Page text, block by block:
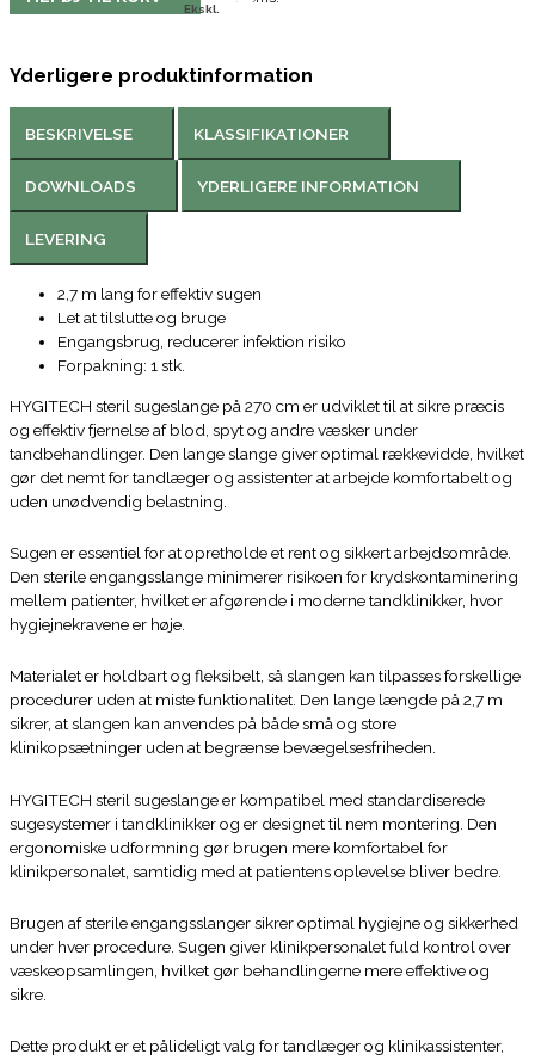
Ekskl.
Yderligere produktinformation
BESKRIVELSE KLASSIFIKATIONER
DOWNLOADS YDERLIGERE INFORMATION
LEVERING
2,7 m lang for effektiv sugen
Let at tilslutte og bruge
Engangsbrug, reducerer infektion risiko
Forpakning: 1 stk.
HYGITECH steril sugeslange på 270 cm er udviklet til at sikre præcis
og effektiv fjernelse af blod, spyt og andre væsker under
tandbehandlinger. Den lange slange giver optimal rækkevidde, hvilket
gør det nemt for tandlæger og assistenter at arbejde komfortabelt og
uden unødvendig belastning.
Sugen er essentiel for at opretholde et rent og sikkert arbejdsområde.
Den sterile engangsslange minimerer risikoen for krydskontaminering
mellem patienter, hvilket er afgørende i moderne tandklinikker, hvor
hygiejnekravene er høje.
Materialet er holdbart og fleksibelt, så slangen kan tilpasses forskellige
procedurer uden at miste funktionalitet. Den lange længde på 2,7 m
sikrer, at slangen kan anvendes på både små og store
klinikopsætninger uden at begrænse bevægelsesfriheden.
HYGITECH steril sugeslange er kompatibel med standardiserede
sugesystemer i tandklinikker og er designet til nem montering. Den
ergonomiske udformning gør brugen mere komfortabel for
klinikpersonalet, samtidig med at patientens oplevelse bliver bedre.
Brugen af sterile engangsslanger sikrer optimal hygiejne og sikkerhed
under hver procedure. Sugen giver klinikpersonalet fuld kontrol over
væskeopsamlingen, hvilket gør behandlingerne mere effektive og
sikre.
Dette produkt er et pålideligt valg for tandlæger og klinikassistenter,